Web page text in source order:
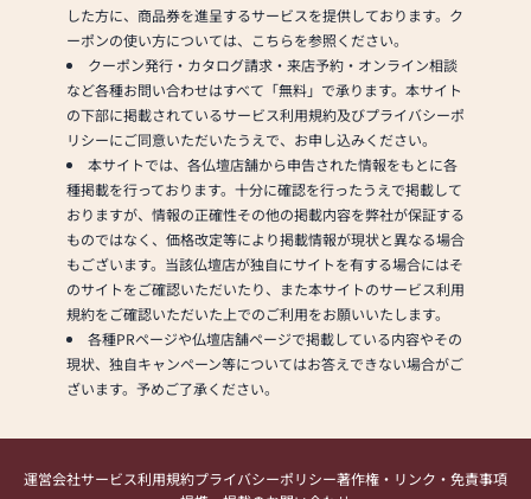
した方に、商品券を進呈するサービスを提供しております。ク
ーポンの使い方については、こちらを参照ください。
クーポン発行・カタログ請求・来店予約・オンライン相談
など各種お問い合わせはすべて「無料」で承ります。本サイト
の下部に掲載されているサービス利用規約及びプライバシーポ
リシーにご同意いただいたうえで、お申し込みください。
本サイトでは、各仏壇店舗から申告された情報をもとに各
種掲載を行っております。十分に確認を行ったうえで掲載して
おりますが、情報の正確性その他の掲載内容を弊社が保証する
ものではなく、価格改定等により掲載情報が現状と異なる場合
もございます。当該仏壇店が独自にサイトを有する場合にはそ
のサイトをご確認いただいたり、また本サイトのサービス利用
規約をご確認いただいた上でのご利用をお願いいたします。
各種PRページや仏壇店舗ページで掲載している内容やその
現状、独自キャンペーン等についてはお答えできない場合がご
ざいます。予めご了承ください。
運営会社サービス利用規約プライバシーポリシー著作権・リンク・免責事項